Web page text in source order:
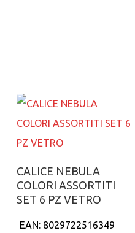
Aggiungi al carrello
CALICE NEBULA
COLORI ASSORTITI
SET 6 PZ VETRO
EAN: 8029722516349